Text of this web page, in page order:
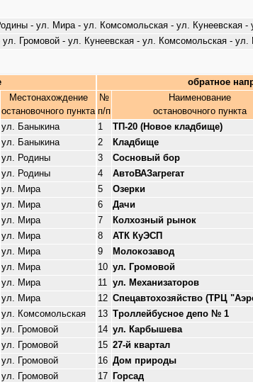
- ул. Мира - ул. Комсомольская - ул. Кунеевская -
ул. Громовой - ул. Кунеевская - ул. Комсомольская -
Местонахождение
остановочного пункта
ул. Баныкина
ул. Баныкина
ул. Родины
ул. Родины
ул. Мира
ул. Мира
ул. Мира
ул. Мира
ул. Мира
ул. Мира
ул. Мира
ул. Мира
ул. Комсомольская
ул. Громовой
ул. Громовой
ул. Громовой
ул. Громовой
обратное
№
п/п
Наименование
остановочного пункта
1
ТП-20 (Новое кладбище)
2
Кладбище
3
Сосновый бор
4
АвтоВАЗагрегат
5
Озерки
6
Дачи
7
Колхозный рынок
8
АТК КуЭСП
9
Молокозавод
10 ул. Громовой
11
ул. Механизаторов
12 Спецавтохозяйство (ТРЦ
13 Троллейбусное депо № 1
14 ул. Карбышева
15 27-й квартал
16 Дом природы
17
Горсад